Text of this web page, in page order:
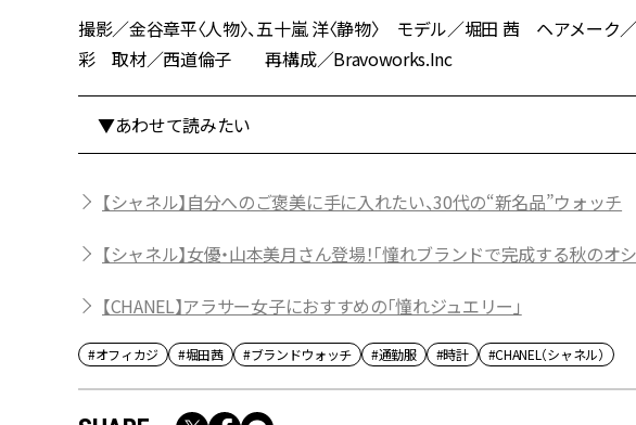
撮影／金谷章平〈人物〉、五十嵐 洋〈静物〉 モデル／堀田 茜 ヘアメー
彩 取材／西道倫子 再構成／Bravoworks.Inc
▼あわせて読みたい
【シャネル】自分へのご褒美に手に入れたい、30代の“新名品”ウォッチ
【シャネル】女優・山本美月さん登場！「憧れブランドで完成する秋のオシ
【CHANEL】アラサー女子におすすめの「憧れジュエリー」
#オフィカジ #堀田茜 #ブランドウォッチ #通勤服 #時計 #CHANEL（シャネル）